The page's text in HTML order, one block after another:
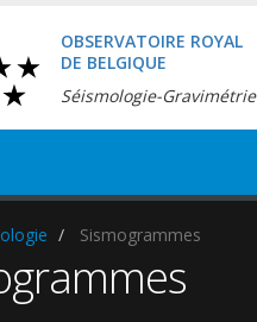
OBSERVATOIRE ROYAL
DE BELGIQUE
Séismologie-Gravimétrie
Sismogrammes